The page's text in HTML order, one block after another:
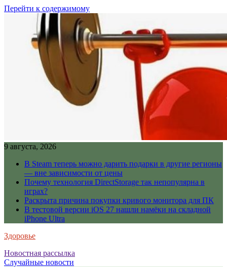
Перейти к содержимому
9 августа, 2026
В Steam теперь можно дарить подарки в другие регионы
— вне зависимости от цены
Почему технология DirectStorage так непопулярна в
играх?
Раскрыта причина покупки кривого монитора для ПК
В тестовой версии iOS 27 нашли намёки на складной
iPhone Ultra
Здоровье
Новостная рассылка
Случайные новости